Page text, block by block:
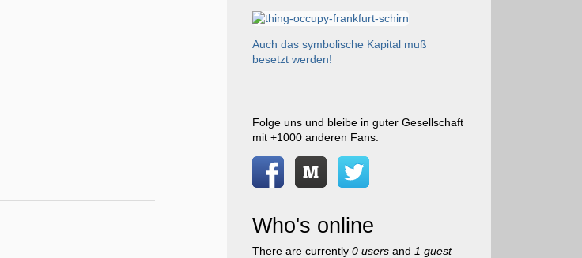
Auch das symbolische Kapital muß
besetzt werden!
Folge uns und bleibe in guter Gesellschaft
mit +1000 anderen Fans.
Who's online
There are currently 0 usersand 1 guest